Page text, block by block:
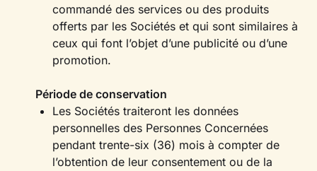
commandé des services ou des produits
offerts par les Sociétés et qui sont similaires à
ceux qui font l’objet d’une publicité ou d’une
promotion.
Période de conservation
Les Sociétés traiteront les données
personnelles des Personnes Concernées
pendant trente-six (36) mois à compter de
l’obtention de leur consentement ou de la